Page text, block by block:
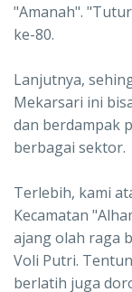
"Amanah".
ke-80.
Lanjutnya,
Mekarsari ini
dan berdampak
berbagai sektor.
Terlebih, kami
Kecamatan
ajang olah raga
Voli Putri.
berlatih juga